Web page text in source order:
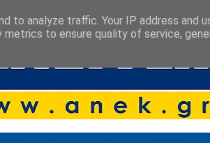
to analyze traffic. Your IP address and
to ensure quality of service,